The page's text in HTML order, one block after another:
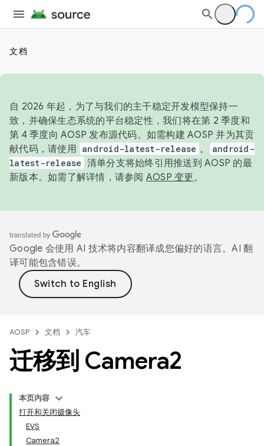
文档
自 2026 年起，为了与我们的主干稳定开发模型保持一
致，并确保生态系统的平台稳定性，我们将在第 2 季度和
第 4 季度向 AOSP 发布源代码。如需构建 AOSP 并为其贡
献代码，请使用 android-latest-release 。
android-
latest-release 清单分支将始终引用推送到 AOSP 的最
新版本。如需了解详情，请参阅 AOSP 变更。
Google 会使用 AI 技术将内容翻译成您偏好的语言。AI 翻
译可能包含错误。
AOSP 文档 汽车
迁移到 Camera2
本页内容
打开和关闭摄像头
EVS
Camera2